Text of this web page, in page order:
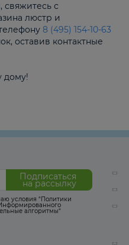
свяжитесь с
люстр и
8 (495) 154-10-63
оставив контактные
дому!
Подписаться
на рассылку
условия “Политики
алгоритмы“